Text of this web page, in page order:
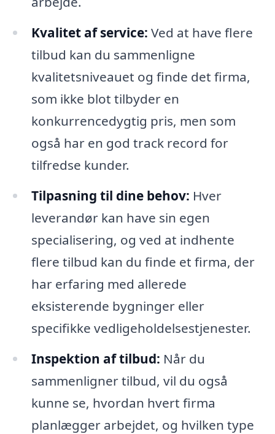
Kvalitet af service: Ved at have flere
tilbud kan du sammenligne
kvalitetsniveauet og finde det firma,
som ikke blot tilbyder en
konkurrencedygtig pris, men som
også har en god track record for
tilfredse kunder.
Tilpasning til dine behov: Hver
leverandør kan have sin egen
specialisering, og ved at indhente
flere tilbud kan du finde et firma, der
har erfaring med allerede
eksisterende bygninger eller
specifikke vedligeholdelsestjenester.
Inspektion af tilbud: Når du
sammenligner tilbud, vil du også
kunne se, hvordan hvert firma
planlægger arbejdet, og hvilken type